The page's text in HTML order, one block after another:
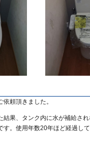
依頼頂きました。
結果、タンク内に水が補給さ
す。使用年数20年ほど経過して